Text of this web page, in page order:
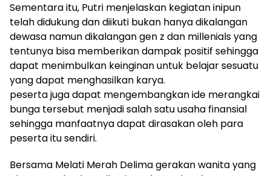
Sementara itu, Putri menjelaskan kegiatan inipun
telah didukung dan diikuti bukan hanya dikalangan
dewasa namun dikalangan gen z dan millenials yang
tentunya bisa memberikan dampak positif sehingga
dapat menimbulkan keinginan untuk belajar sesuatu
yang dapat menghasilkan karya.
peserta juga dapat mengembangkan ide merangkai
bunga tersebut menjadi salah satu usaha finansial
sehingga manfaatnya dapat dirasakan oleh para
peserta itu sendiri.
Bersama Melati Merah Delima gerakan wanita yang